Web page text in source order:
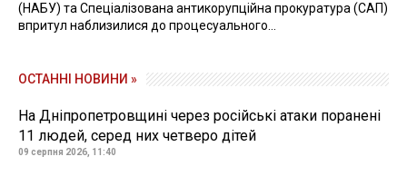
(НАБУ) та Спеціалізована антикорупційна прокуратура (САП)
впритул наблизилися до процесуального...
ОСТАННІ НОВИНИ »
На Дніпропетровщині через російські атаки поранені
11 людей, серед них четверо дітей
09 серпня 2026, 11:40